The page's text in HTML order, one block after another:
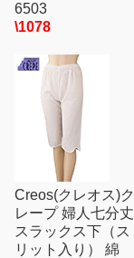
6503
\1078
Creos(クレオス)ク
レープ 婦人七分丈
スラックス下（ス
リット入り） 綿